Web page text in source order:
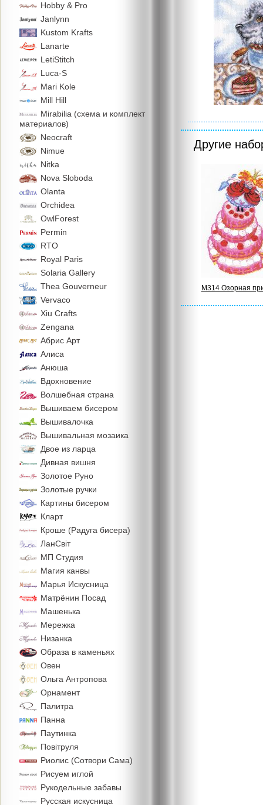
Hobby & Pro
Janlynn
Kustom Krafts
Lanarte
LetiStitch
Luca-S
Mari Kole
Mill Hill
Mirabilia (схема и комплект
материалов)
Neocraft
Nimue
Nitka
Nova Sloboda
Olanta
Orchidea
OwlForest
Permin
RTO
Royal Paris
Solaria Gallery
Thea Gouverneur
Vervaco
Xiu Crafts
Zengana
Абрис Арт
Алиса
Анюша
Вдохновение
Волшебная страна
Вышиваем бисером
Вышивалочка
Вышивальная мозаика
Двое из ларца
Дивная вишня
Золотое Руно
Золотые ручки
Картины бисером
Кларт
Кроше (Радуга бисера)
ЛанСвiт
МП Студия
Магия канвы
Марья Искусница
Матрёнин Посад
Машенька
Мережка
Низанка
Образа в каменьях
Овен
Ольга Антропова
Орнамент
Палитра
Панна
Паутинка
Повiтруля
Риолис (Сотвори Сама)
Рисуем иглой
Рукодельные забавы
Русская искусница
Другие
M314 Озорная